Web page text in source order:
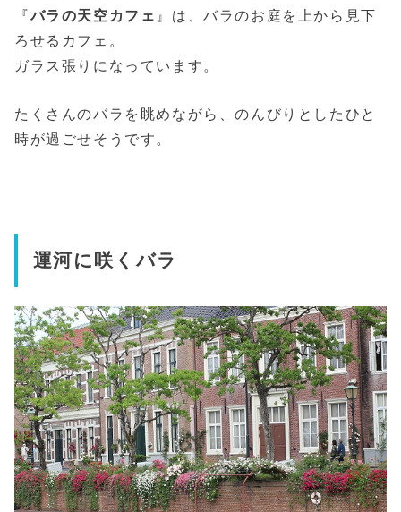
『バラの天空カフェ 』は、バラのお庭を上から見下
ろせるカフェ。
ガラス張りになっています。
たくさんのバラを眺めながら、のんびりとしたひと
時が過ごせそうです。
運河に咲くバラ